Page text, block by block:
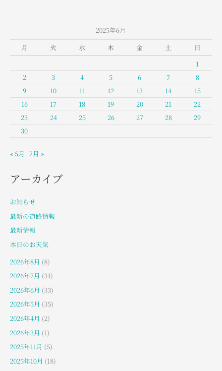
2025年6月
月
火 水 木 金 土
日
1
2
3 4 5 6 7
8
9
10 11 12 13 14
15
16
17 18 19 20 21
22
23
24 25 26 27 28
29
30
« 5月 7月 »
アーカイブ
お知らせ
最新の道路情報
最新情報
本日のお天気
2026年8月 (8)
2026年7月 (31)
2026年6月 (33)
2026年5月 (35)
2026年4月 (2)
2026年3月 (1)
2025年11月 (5)
2025年10月 (18)